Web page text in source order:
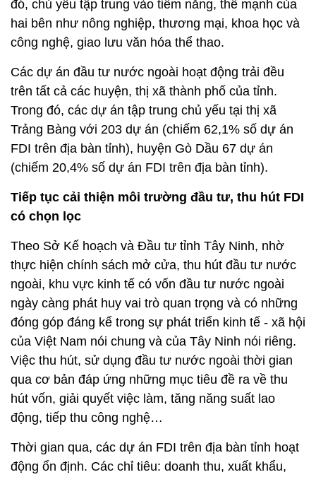
đó, chủ yếu tập trung vào tiềm năng, thế mạnh của
hai bên như nông nghiệp, thương mại, khoa học và
công nghệ, giao lưu văn hóa thể thao.
Các dự án đầu tư nước ngoài hoạt động trải đều
trên tất cả các huyện, thị xã thành phố của tỉnh.
Trong đó, các dự án tập trung chủ yếu tại thị xã
Trảng Bàng với 203 dự án (chiếm 62,1% số dự án
FDI trên địa bàn tỉnh), huyện Gò Dầu 67 dự án
(chiếm 20,4% số dự án FDI trên địa bàn tỉnh).
Tiếp tục cải thiện môi trường đầu tư, thu hút FDI
có chọn lọc
Theo Sở Kế hoạch và Ðầu tư tỉnh Tây Ninh, nhờ
thực hiện chính sách mở cửa, thu hút đầu tư nước
ngoài, khu vực kinh tế có vốn đầu tư nước ngoài
ngày càng phát huy vai trò quan trọng và có những
đóng góp đáng kể trong sự phát triển kinh tế - xã hội
của Việt Nam nói chung và của Tây Ninh nói riêng.
Việc thu hút, sử dụng đầu tư nước ngoài thời gian
qua cơ bản đáp ứng những mục tiêu đề ra về thu
hút vốn, giải quyết việc làm, tăng năng suất lao
động, tiếp thu công nghệ…
Thời gian qua, các dự án FDI trên địa bàn tỉnh hoạt
động ổn định. Các chỉ tiêu: doanh thu, xuất khẩu,